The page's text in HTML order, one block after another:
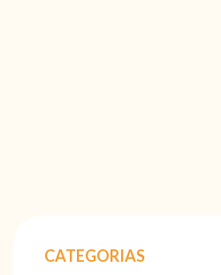
CATEGORIAS